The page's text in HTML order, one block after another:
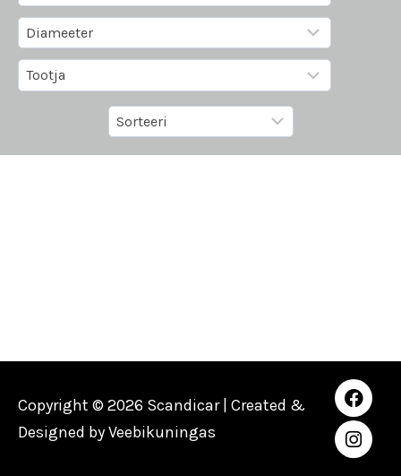
Copyright © 2026 Scandicar | Created &
Designed byVeebikuningas